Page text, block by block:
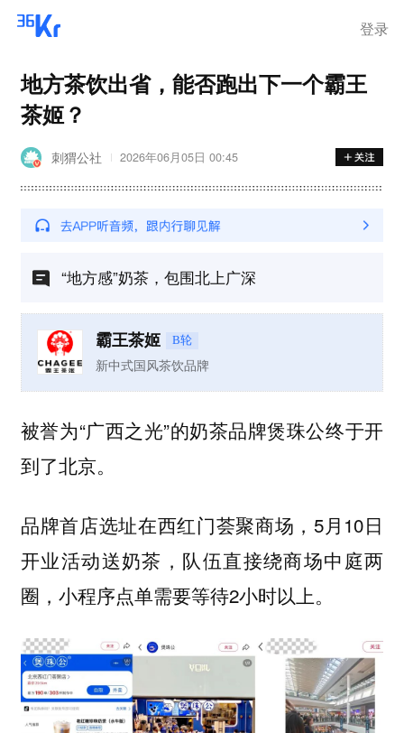
登录
地方茶饮出省，能否跑出下一个霸王
茶姬？
刺猬公社 2026年06月05日 00:45
“地方感”奶茶，包围北上广深
霸王茶姬 B轮
新中式国风茶饮品牌
被誉为“广西之光”的奶茶品牌煲珠公终于开
到了北京。
品牌首店选址在西红门荟聚商场，5月10日
开业活动送奶茶，队伍直接绕商场中庭两
圈，小程序点单需要等待2小时以上。